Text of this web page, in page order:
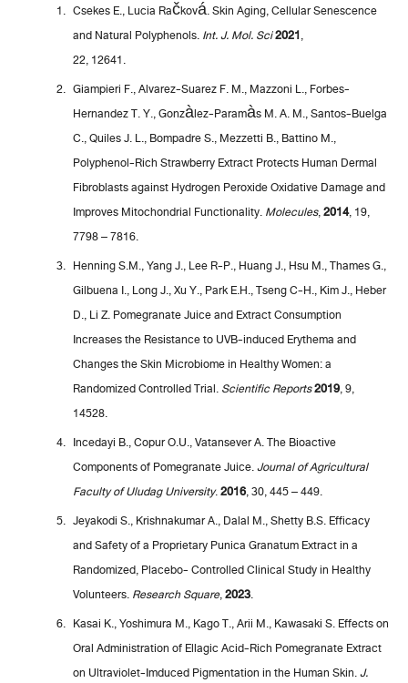
Csekes E., Lucia Račková. Skin Aging, Cellular Senescence
and Natural Polyphenols. Int. J. Mol. Sci2021,
22, 12641.
Giampieri F., Alvarez-Suarez F. M., Mazzoni L., Forbes-
Hernandez T. Y., Gonzàlez-Paramàs M. A. M., Santos-Buelga
C., Quiles J. L., Bompadre S., Mezzetti B., Battino M.,
Polyphenol-Rich Strawberry Extract Protects Human Dermal
Fibroblasts against Hydrogen Peroxide Oxidative Damage and
Improves Mitochondrial Functionality. Molecules,2014, 19,
7798 – 7816.
Henning S.M., Yang J., Lee R-P., Huang J., Hsu M., Thames G.,
Gilbuena I., Long J., Xu Y., Park E.H., Tseng C-H., Kim J., Heber
D., Li Z. Pomegranate Juice and Extract Consumption
Increases the Resistance to UVB-induced Erythema and
Changes the Skin Microbiome in Healthy Women: a
Randomized Controlled Trial. Scientific Reports2019, 9,
14528.
Incedayi B., Copur O.U., Vatansever A. The Bioactive
Components of Pomegranate Juice.Journal of Agricultural
Faculty of Uludag University.2016, 30, 445 – 449.
Jeyakodi S., Krishnakumar A., Dalal M., Shetty B.S. Efficacy
and Safety of a Proprietary Punica Granatum Extract in a
Randomized, Placebo- Controlled Clinical Study in Healthy
Volunteers. Research Square,2023.
Kasai K., Yoshimura M., Kago T., Arii M., Kawasaki S. Effects on
Oral Administration of Ellagic Acid-Rich Pomegranate Extract
on Ultraviolet-Imduced Pigmentation in the Human Skin.J.